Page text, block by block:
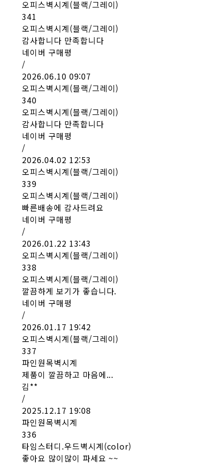
오피스벽시계(블랙/그레이)
341
오피스벽시계(블랙/그레이)
감사합니다 만족합니다
네이버 구매평
/
2026.06.10 09:07
오피스벽시계(블랙/그레이)
340
오피스벽시계(블랙/그레이)
감사합니다 만족합니다
네이버 구매평
/
2026.04.02 12:53
오피스벽시계(블랙/그레이)
339
오피스벽시계(블랙/그레이)
빠른배송에 감사드려요
네이버 구매평
/
2026.01.22 13:43
오피스벽시계(블랙/그레이)
338
오피스벽시계(블랙/그레이)
깔끔하게 보기가 좋습니다.
네이버 구매평
/
2026.01.17 19:42
오피스벽시계(블랙/그레이)
337
파인원목벽시계
제품이 깔끔하고 마음에...
김**
/
2025.12.17 19:08
파인원목벽시계
336
타임스터디.우드벽시계(color)
좋아요 많이많이 파세요 ~~